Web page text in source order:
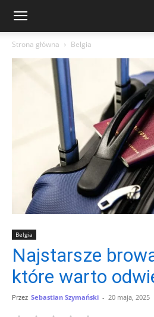
Strona główna Belgia
Belgia
Najstarsze
które warto
Przez Sebastian Szymański - 20 maja, 2025